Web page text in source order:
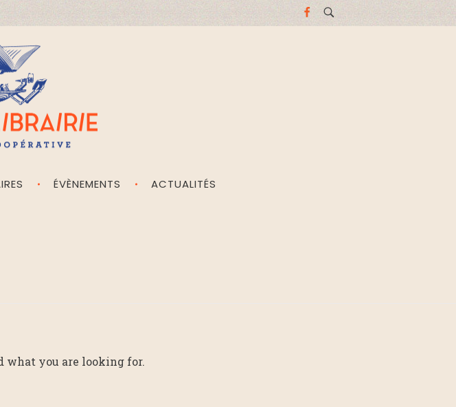
ÉVÈNEMENTS ACTUALITÉS
what you are looking for.